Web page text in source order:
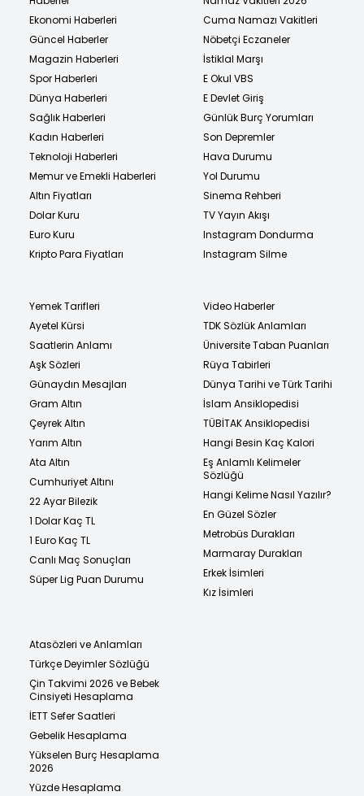
Ekonomi Haberleri
Güncel Haberler
Magazin Haberleri
Spor Haberleri
Dünya Haberleri
Sağlık Haberleri
Kadın Haberleri
Teknoloji Haberleri
Memur ve Emekli Haberleri
Altın Fiyatları
Dolar Kuru
Euro Kuru
Kripto Para Fiyatları
Cuma Namazı Vakitleri
Nöbetçi Eczaneler
İstiklal Marşı
E Okul VBS
E Devlet Giriş
Günlük Burç Yorumları
Son Depremler
Hava Durumu
Yol Durumu
Sinema Rehberi
TV Yayın Akışı
Instagram Dondurma
Instagram Silme
Yemek Tarifleri
Ayetel Kürsi
Saatlerin Anlamı
Aşk Sözleri
Günaydın Mesajları
Gram Altın
Çeyrek Altın
Yarım Altın
Ata Altın
Cumhuriyet Altını
22 Ayar Bilezik
1 Dolar Kaç TL
1 Euro Kaç TL
Canlı Maç Sonuçları
Süper Lig Puan Durumu
Video Haberler
TDK Sözlük Anlamları
Üniversite Taban Puanları
Rüya Tabirleri
Dünya Tarihi ve Türk Tarihi
İslam Ansiklopedisi
TÜBİTAK Ansiklopedisi
Hangi Besin Kaç Kalori
Eş Anlamlı Kelimeler
Sözlüğü
Hangi Kelime Nasıl Yazılır?
En Güzel Sözler
Metrobüs Durakları
Marmaray Durakları
Erkek İsimleri
Kız İsimleri
Atasözleri ve Anlamları
Türkçe Deyimler Sözlüğü
Çin Takvimi 2026 ve Bebek
Cinsiyeti Hesaplama
İETT Sefer Saatleri
Gebelik Hesaplama
Yükselen Burç Hesaplama
2026
Yüzde Hesaplama